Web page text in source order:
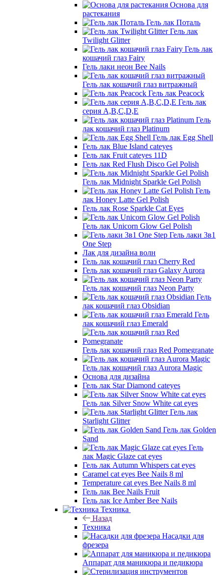
Основа для
растекания
Гель лак Поталь
Гель лак
Twilight Glitter
Гель лак
кошачий глаз Fairy
Гель лаки неон Bee Nails
Гель лак кошачий глаз витражный
Гель лак Peacock
Гель лак
серия A,B,C,D,E
Гель
лак кошачий глаз Platinum
Гель лак Egg Shell
Гель лак Blue Island cateyes
Гель лак Fruit cateyes 11D
Гель лак Red Flush Disco Gel Polish
Гель лак Midnight Sparkle Gel Polish
Гель
лак Honey Latte Gel Polish
Гель лак Rose Sparkle Cat Eyes
Гель лак Unicorn Glow Gel Polish
Гель лаки 3в1
One Step
Лак для дизайна волн
Гель лак кошачий глаз Cherry Red
Гель лак кошачий глаз Galaxy Aurora
Гель лак кошачий глаз Neon Party
Гель
лак кошачий глаз Obsidian
Гель
лак кошачий глаз Emerald
Гель лак кошачий глаз Red Pomegranate
Гель лак кошачий глаз Aurora Magic
Основа для дизайна
Гель лак Star Diamond cateyes
Гель лак Silver Snow White cat eyes
Гель лак
Starlight Glitter
Гель лак Golden
Sand
Гель
лак Magic Glaze cat eyes
Гель лак Autumn Whispers cat eyes
Caramel cat eyes Bee Nails 8 ml
Temperature cat eyes Bee Nails 8 ml
Гель лак Bee Nails Fruit
Гель лак Ice Amber Bee Nails
Техника
Назад
Техника
Насадки для
фрезера
Аппарат для маникюра и педикюра